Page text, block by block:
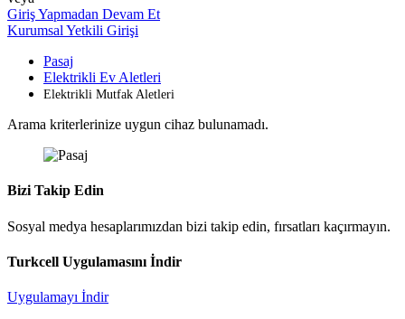
Giriş Yapmadan Devam Et
Kurumsal Yetkili Girişi
Pasaj
Elektrikli Ev Aletleri
Elektrikli Mutfak Aletleri
Arama kriterlerinize uygun cihaz bulunamadı.
Bizi Takip Edin
Sosyal medya hesaplarımızdan bizi takip edin, fırsatları kaçırmayın.
Turkcell Uygulamasını İndir
Uygulamayı İndir